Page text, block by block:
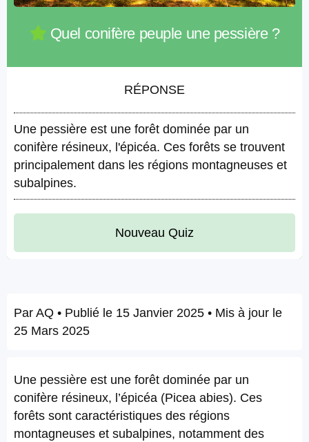
Quel conifère peuple une pessière ?
RÉPONSE
Une pessière est une forêt dominée par un
conifère résineux, l'épicéa. Ces forêts se trouvent
principalement dans les régions montagneuses et
subalpines.
Nouveau Quiz
Par AQ • Publié le 15 Janvier 2025 • Mis à jour le
25 Mars 2025
Une pessière est une forêt dominée par un
conifère résineux, l’épicéa (Picea abies). Ces
forêts sont caractéristiques des régions
montagneuses et subalpines, notamment des